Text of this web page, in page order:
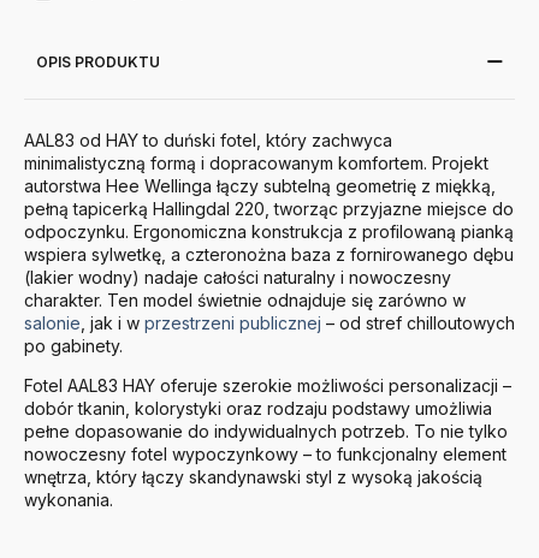
OPIS PRODUKTU
AAL83 od HAY to duński fotel, który zachwyca
minimalistyczną formą i dopracowanym komfortem. Projekt
autorstwa Hee Wellinga łączy subtelną geometrię z miękką,
pełną tapicerką Hallingdal 220, tworząc przyjazne miejsce do
odpoczynku. Ergonomiczna konstrukcja z profilowaną pianką
wspiera sylwetkę, a czteronożna baza z fornirowanego dębu
(lakier wodny) nadaje całości naturalny i nowoczesny
charakter. Ten model świetnie odnajduje się zarówno w
salonie , jak i w przestrzeni publicznej – od stref chilloutowych
po gabinety.
Fotel AAL83 HAY oferuje szerokie możliwości personalizacji –
dobór tkanin, kolorystyki oraz rodzaju podstawy umożliwia
pełne dopasowanie do indywidualnych potrzeb. To nie tylko
nowoczesny fotel wypoczynkowy – to funkcjonalny element
wnętrza, który łączy skandynawski styl z wysoką jakością
wykonania.